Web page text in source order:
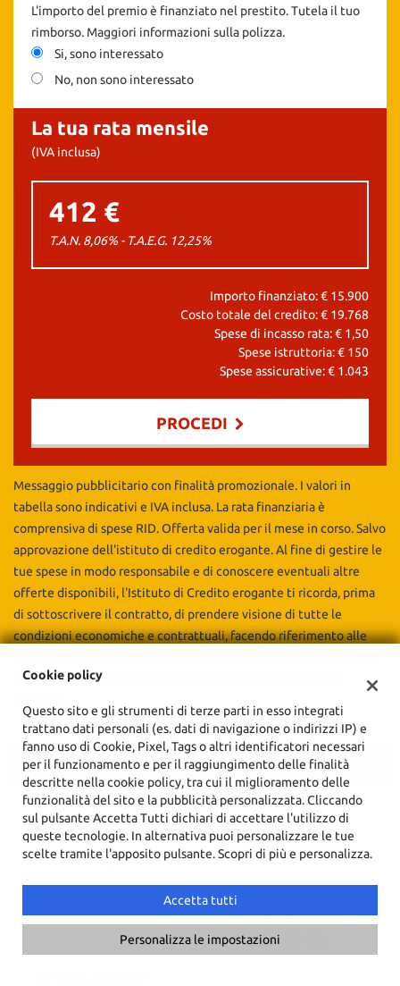
L'importo del premio è finanziato nel prestito. Tutela il tuo
rimborso. Maggiori informazioni sulla polizza.
Si, sono interessato
No, non sono interessato
La tua rata mensile
(IVA inclusa)
412 €
T.A.N. 8,06% - T.A.E.G. 12,25%
Importo finanziato: € 15.900
Costo totale del credito: € 19.768
Spese di incasso rata: € 1,50
Spese istruttoria: € 150
Spese assicurative: € 1.043
PROCEDI
Contattaci
Ho letto e accettol'informativa privacy*
Acconsento al trattamento dei miei dati per finalità di
marketing
Messaggio pubblicitario con finalità promozionale. I valori in
tabella sono indicativi e IVA inclusa. La rata finanziaria è
comprensiva di spese RID. Offerta valida per il mese in corso. Salvo
approvazione dell'istituto di credito erogante. Al fine di gestire le
tue spese in modo responsabile e di conoscere eventuali altre
offerte disponibili, l'Istituto di Credito erogante ti ricorda, prima
di sottoscrivere il contratto, di prendere visione di tutte le
condizioni economiche e contrattuali, facendo riferimento alle
punto vendita. Salvo approvazione dell'Instituto di Credito
CONTATTACI
PERMUTA
RICHIEDI TEST DRIVE
I campi contrassegnati con * sono obbligatori.
Servizio clienti
0464 1980040
Cookie policy
Questo sito e gli strumenti di terze parti in esso integrati
trattano dati personali (es. dati di navigazione o indirizzi IP) e
fanno uso di Cookie, Pixel, Tags o altri identificatori necessari
per il funzionamento e per il raggiungimento delle finalità
descritte nella cookie policy, tra cui il miglioramento delle
funzionalità del sito e la pubblicità personalizzata. Cliccando
sul pulsante Accetta Tutti dichiari di accettare l'utilizzo di
queste tecnologie. In alternativa puoi personalizzare le tue
scelte tramite l'apposito pulsante. Scopri di più e personalizza.
Accetta tutti
Personalizza le impostazioni